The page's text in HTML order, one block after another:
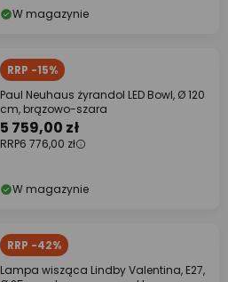
W magazynie
RRP -15%
Paul Neuhaus żyrandol LED Bowl, Ø 120
cm, brązowo-szara
5 759,00 zł
RRP6 776,00 zł
W magazynie
RRP -42%
Lampa wisząca Lindby Valentina, E27,